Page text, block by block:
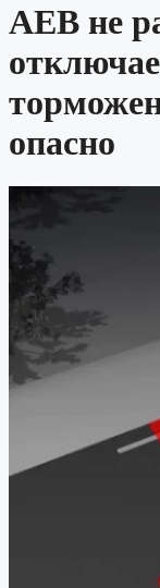
AEB не
опасно